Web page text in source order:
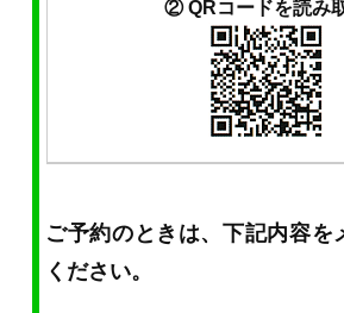
② QRコードを読み
ご予約のときは、下記内容を
ください。